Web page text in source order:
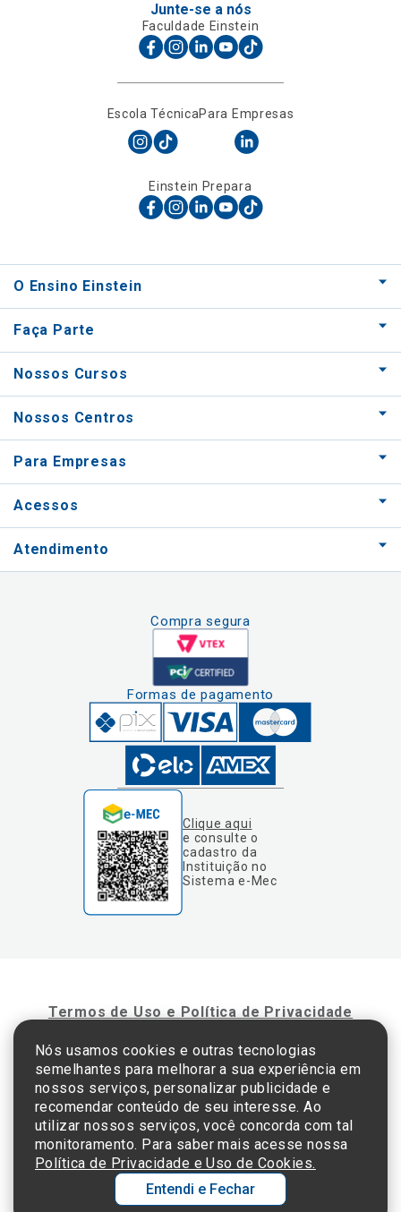
Junte-se a nós
Faculdade Einstein
Escola TécnicaPara Empresas
Einstein Prepara
O Ensino Einstein
Faça Parte
Nossos Cursos
Nossos Centros
Para Empresas
Acessos
Atendimento
Compra segura
Formas de pagamento
Clique aqui
e consulte o
cadastro da
Instituição no
Sistema e-Mec
Termos de Uso e Política de Privacidade
©2025 Einstein Hospital Israelita -TODOS OS DIREITOS RESERVADOS
CNPJ: 60.765.823/0001-30 - Endereço: Av. Albert Einstein, 627 - Morumbi - São
Paulo - SP - 05652-000
Nós usamos cookies e outras tecnologias
semelhantes para melhorar a sua experiência em
nossos serviços, personalizar publicidade e
recomendar conteúdo de seu interesse. Ao
utilizar nossos serviços, você concorda com tal
monitoramento. Para saber mais acesse nossa
Política de Privacidade e Uso de Cookies.
Entendi e Fechar